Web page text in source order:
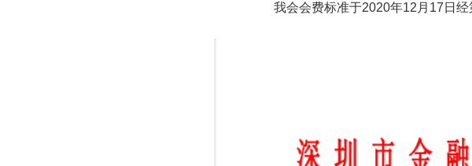
我会会费标准于2020年12月17日